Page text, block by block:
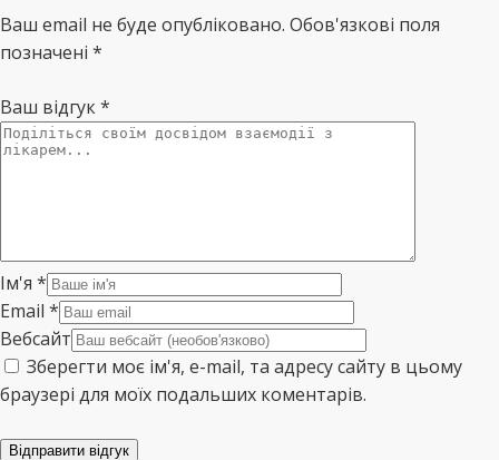
Ваш email не буде опубліковано. Обов'язкові поля
позначені *
Ваш відгук*
Ім'я *
Email *
Вебсайт
Зберегти моє ім'я, e-mail, та адресу сайту в цьому
браузері для моїх подальших коментарів.
Відправити відгук